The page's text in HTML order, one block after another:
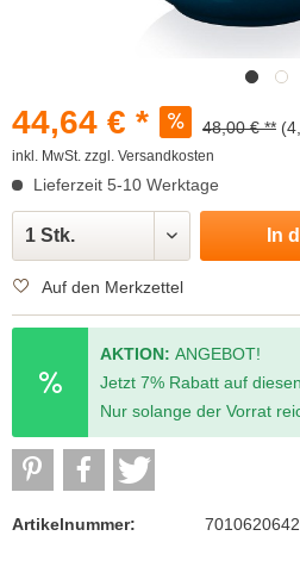
44,64 € * 48,00 € **
inkl. MwSt. zzgl. Versandkosten
Lieferzeit 5-10 Werktage
In
Auf den Merkzettel
AKTION:ANGEBOT!
Jetzt 7% Rabatt auf
Nur solange der Vorrat
Artikelnummer: